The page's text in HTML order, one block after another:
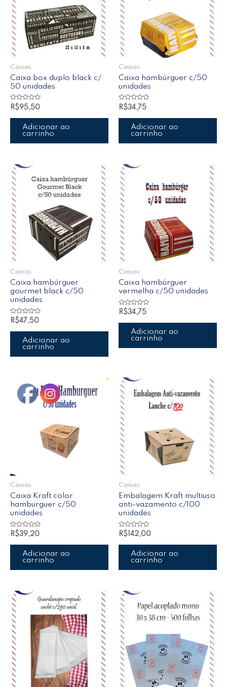
Caixas
Caixa box duplo black c/
50 unidades
Avaliação
0
de
R$95,50
Adicionar ao
carrinho
Caixas
Caixa hambúrguer c/50
unidades
Avaliação
0
de
R$34,75
Adicionar ao
carrinho
Caixas
Caixa hambúrguer
gourmet black c/50
unidades
Avaliação
0
de
R$47,50
Adicionar ao
carrinho
Caixas
Caixa hambúrguer
vermelha c/50 unidades
Avaliação
0
de
R$34,75
Adicionar ao
carrinho
Caixas
Caixa Kraft color
hamburguer c/50
unidades
Avaliação
de
R$39,20
Adicionar ao
carrinho
Caixas
Embalagem Kraft multiuso
anti-vazamento c/100
unidades
Avaliação
de
R$ 142,00
Adicionar ao
carrinho